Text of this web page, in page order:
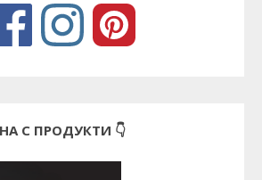
С ПРОДУКТИ 👇